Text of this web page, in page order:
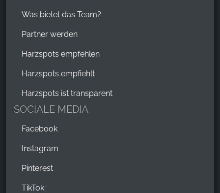
Was bietet das Team?
Partner werden
Harzspots empfehlen
Harzspots empfiehlt
Harzspots ist transparent
SOCIALE MEDIA
Facebook
Instagram
Pinterest
TikTok